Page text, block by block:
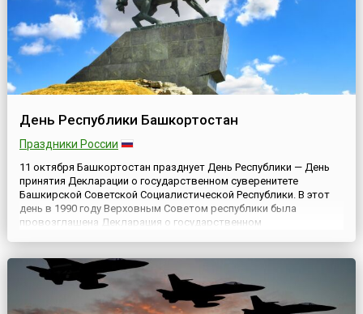
День Республики Башкортостан
Праздники России
11 октября Башкортостан празднует День Республики — День
принятия Декларации о государственном суверенитете
Башкирской Советской Социалистической Республики. В этот
день в 1990 году Верховным Советом республики была
провозглашена Декларация о государственном
мероприятия — торж...